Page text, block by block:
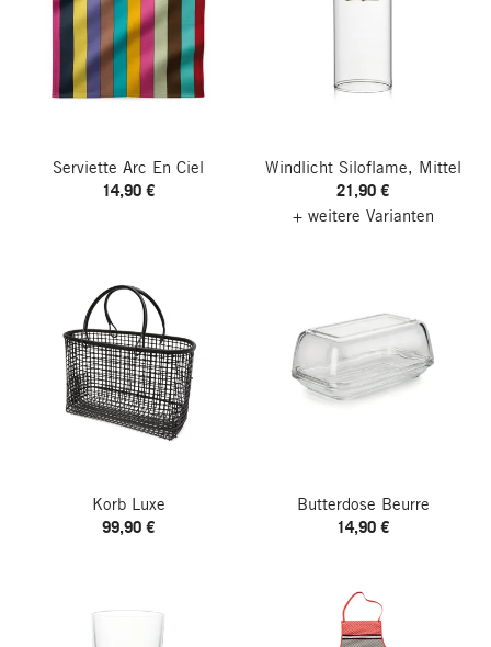
Serviette Arc En Ciel
14,90 €
Windlicht Siloflame, Mittel
21,90 €
+ weitere Varianten
Korb Luxe
99,90 €
Butterdose Beurre
14,90 €